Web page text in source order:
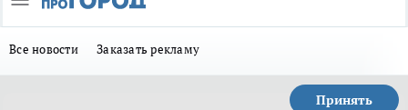
Все новости Заказать рекламу
Принять